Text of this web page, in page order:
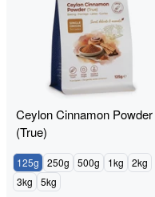
Ceylon Cinnamon Powder
(True)
125g 250g 500g 1kg
2kg
3kg
5kg